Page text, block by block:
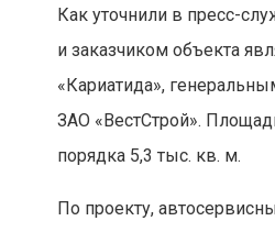
Как уточнили в пресс-
и заказчиком объекта
«Кариатида»,
ЗАО «ВестСтрой».
порядка 5,3 тыс. кв. м.
По проекту,